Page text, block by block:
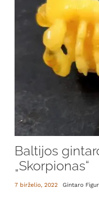
Baltijos
„Skorpionas“
7 birželio, 2022 Gintaro